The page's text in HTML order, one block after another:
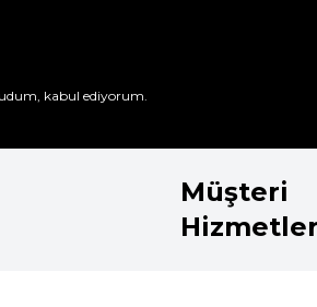
kabul ediyorum.
Müşteri